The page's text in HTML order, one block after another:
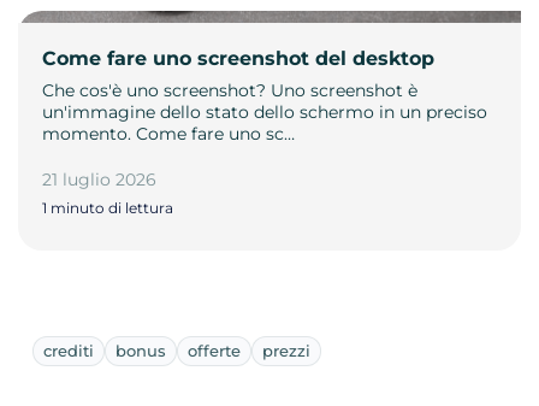
Come fare uno screenshot del desktop
Che cos'è uno screenshot? Uno screenshot è
un'immagine dello stato dello schermo in un preciso
momento. Come fare uno sc…
21 luglio 2026
1 minuto di lettura
crediti bonus offerte prezzi